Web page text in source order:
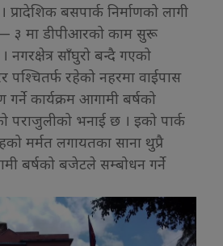
प्रादेशिक बसपार्क निर्माणको लागी
३ मा डीपीआरको काम सुरू
साँघुरो बन्दै गएको
पश्चितर्फ रहेको नहरमा वाईपास
गर्ने कार्यक्रम आगामी बर्षको
भनाई छ । इको पार्क
मर्मत लगायतका साना थुप्रै
बर्षको बजेटले सम्बोधन गर्ने